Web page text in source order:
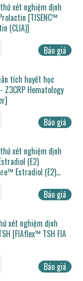
xét nghiệm định
[TISENC™
(CLIA)]
Báo giá
tích huyết học
Z3CRP Hematology
Báo giá
xét nghiệm định
(E2)
Estradiol (E2)
Báo giá
xét nghiệm định
[FIAflex™ TSH FIA
Báo giá